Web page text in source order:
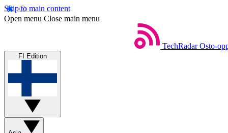
Skip to main content
Open menu Close main menu
TechRadar Osto-
FI Edition